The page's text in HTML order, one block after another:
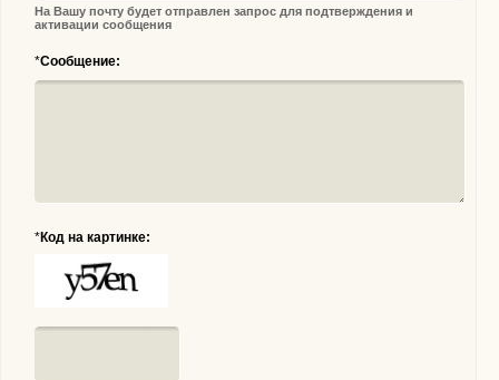
На Вашу почту будет отправлен запрос для подтверждения и
активации сообщения
*Сообщение:
*Код на картинке: